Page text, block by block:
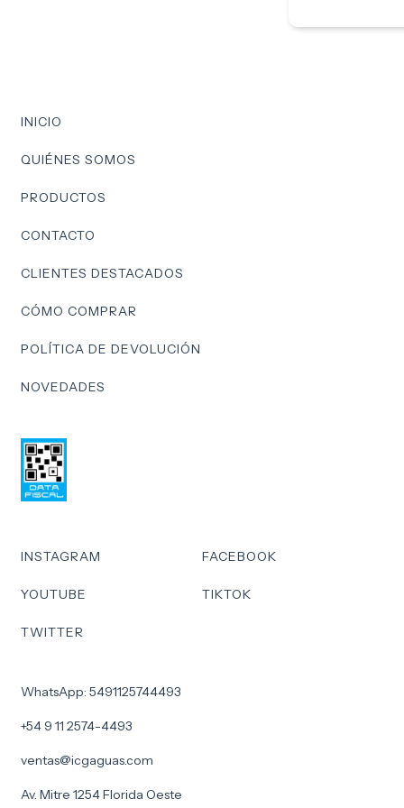
INICIO
QUIÉNES SOMOS
PRODUCTOS
CONTACTO
CLIENTES DESTACADOS
CÓMO COMPRAR
POLÍTICA DE DEVOLUCIÓN
NOVEDADES
INSTAGRAM FACEBOOK
YOUTUBE TIKTOK
TWITTER
WhatsApp: 5491125744493
+54 9 11 2574-4493
ventas@icgaguas.com
Av. Mitre 1254 Florida Oeste